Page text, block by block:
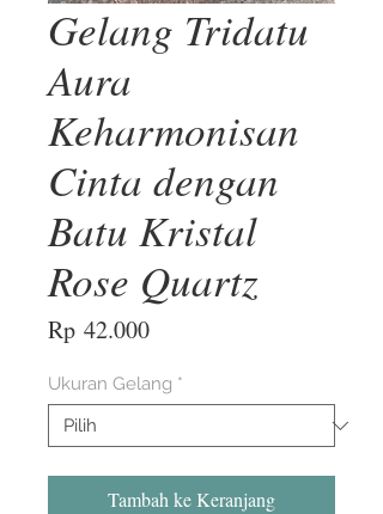
Gelang Tridatu
Aura
Keharmonisan
Cinta dengan
Batu Kristal
Rose Quartz
Rp 42.000Harga
Ukuran Gelang *
Tambah ke Keranjang